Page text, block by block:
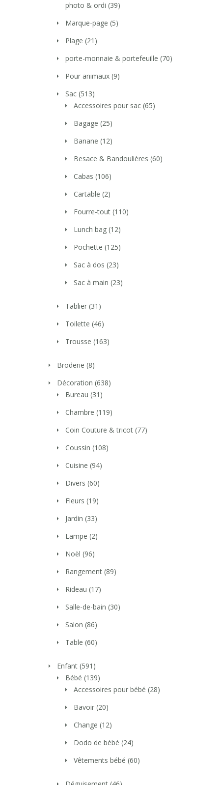
photo & ordi (39)
Marque-page (5)
Plage (21)
porte-monnaie & portefeuille (70)
Pour animaux (9)
Sac (513)
Accessoires pour sac (65)
Bagage (25)
Banane (12)
Besace & Bandoulières (60)
Cabas (106)
Cartable (2)
Fourre-tout (110)
Lunch bag (12)
Pochette (125)
Sac à dos (23)
Sac à main (23)
Tablier (31)
Toilette (46)
Trousse (163)
Broderie (8)
Décoration (638)
Bureau (31)
Chambre (119)
Coin Couture & tricot (77)
Coussin (108)
Cuisine (94)
Divers (60)
Fleurs (19)
Jardin (33)
Lampe (2)
Noël (96)
Rangement (89)
Rideau (17)
Salle-de-bain (30)
Salon (86)
Table (60)
Enfant (591)
Bébé (139)
Accessoires pour bébé (28)
Bavoir (20)
Change (12)
Dodo de bébé (24)
Vêtements bébé (60)